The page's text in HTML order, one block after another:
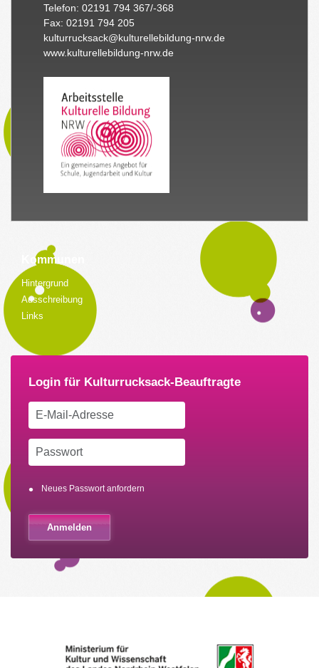
Telefon: 02191 794 367/-368
Fax: 02191 794 205
kulturrucksack@kulturellebildung-nrw.de
www.kulturellebildung-nrw.de
Kommunen
Hintergrund
Ausschreibung
Links
Neues Passwort anfordern